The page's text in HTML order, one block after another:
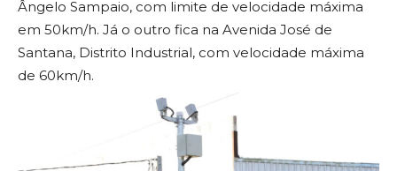
Ângelo Sampaio, com limite de velocidade máxima
em 50km/h. Já o outro fica na Avenida José de
Santana, Distrito Industrial, com velocidade máxima
de 60km/h.